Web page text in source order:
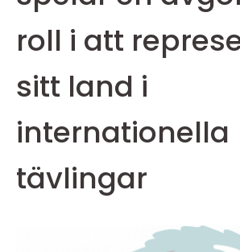
roll i att
sitt land i
internationella
tävlingar